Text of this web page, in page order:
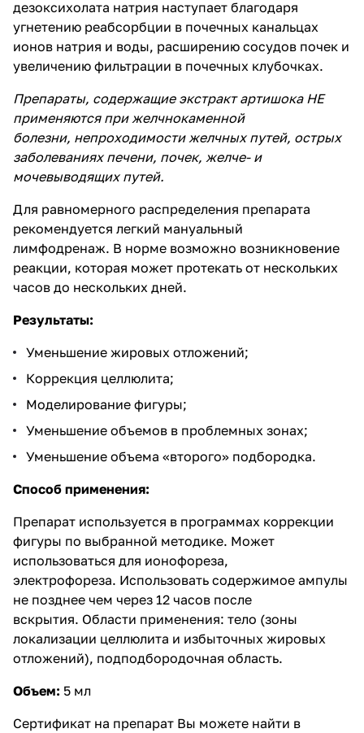
дезоксихолата натрия наступает благодаря
угнетению реабсорбции в почечных канальцах
ионов натрия и воды, расширению сосудов почек и
увеличению фильтрации в почечных клубочках.
Препараты, содержащие экстракт артишока НЕ
применяются при желчнокаменной
болезни, непроходимости желчных путей, острых
заболеваниях печени, почек, желче- и
мочевыводящих путей.
Для равномерного распределения препарата
рекомендуется легкий мануальный
лимфодренаж. В норме возможно возникновение
реакции, которая может протекать от нескольких
часов до нескольких дней.
Результаты:
Уменьшение жировых отложений;
Коррекция целлюлита;
Моделирование фигуры;
Уменьшение объемов в проблемных зонах;
Уменьшение объема «второго» подбородка.
Способ применения:
Препарат используется в программах коррекции
фигуры по выбранной методике. Может
использоваться для ионофореза,
электрофореза. Использовать содержимое ампулы
не позднее чем через 12 часов после
вскрытия. Области применения: тело (зоны
локализации целлюлита и избыточных жировых
отложений), подподбородочная область.
Объем: 5 мл
Сертификат на препарат Вы можете найти в